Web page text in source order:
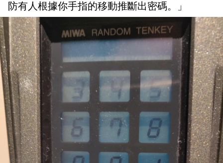
防有人根據你手指的移動推斷出密碼。」